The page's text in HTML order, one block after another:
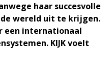
haar succesvolle
wereld uit te krijgen.
een internationaal
KIJK voelt